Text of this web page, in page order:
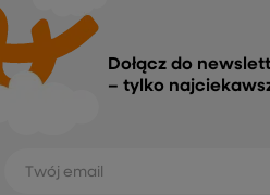
Dołącz do
– tylko
Twój email